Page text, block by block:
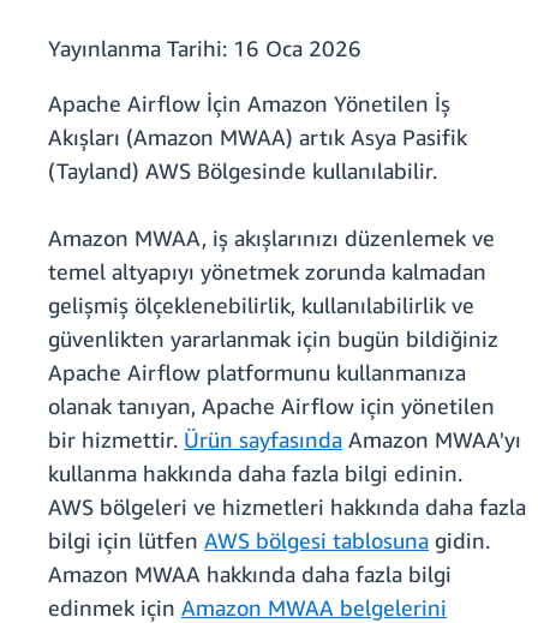
Yayınlanma Tarihi: 16 Oca 2026
Apache Airflow İçin Amazon Yönetilen İş
Akışları (Amazon MWAA) artık Asya Pasifik
(Tayland) AWS Bölgesinde kullanılabilir.
Amazon MWAA, iş akışlarınızı düzenlemek ve
temel altyapıyı yönetmek zorunda kalmadan
gelişmiş ölçeklenebilirlik, kullanılabilirlik ve
güvenlikten yararlanmak için bugün bildiğiniz
Apache Airflow platformunu kullanmanıza
olanak tanıyan, Apache Airflow için yönetilen
bir hizmettir. Ürün sayfasında Amazon MWAA'yı
kullanma hakkında daha fazla bilgi edinin.
AWS bölgeleri ve hizmetleri hakkında daha fazla
bilgi için lütfen AWS bölgesi tablosuna gidin.
Amazon MWAA hakkında daha fazla bilgi
edinmek için Amazon MWAA belgelerini